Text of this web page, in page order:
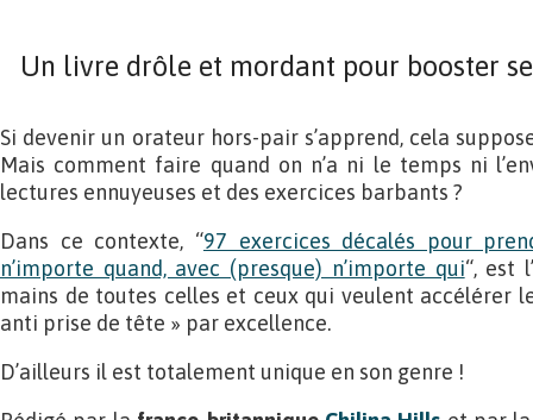
Un livre drôle et mordant pour booster
Si devenir un orateur hors-pair s’apprend, cela
Mais comment faire quand on n’a ni le temps ni
lectures ennuyeuses et des exercices barbants ?
Dans ce contexte, “97 exercices décalés pour
n’importe quand, avec (presque) n’importe qui“, est
mains de toutes celles et ceux qui veulent accélérer
anti prise de tête » par excellence.
D’ailleurs il est totalement unique en son genre !